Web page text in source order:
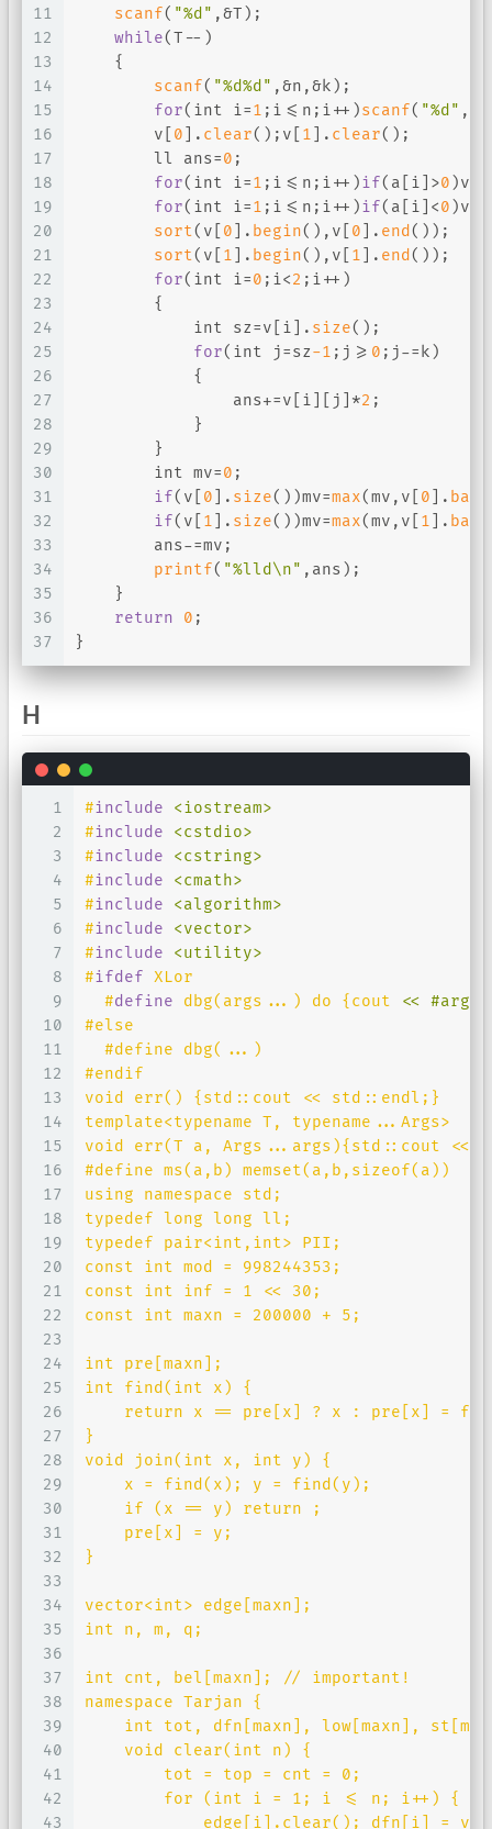
11
12
13
14
15
16
17
18
19
20
21
22
23
24
25
26
27
28
29
30
31
32
33
34
35
36
37
scanf( "%d" ,&T);
while(T--)
    {
scanf( "%d%d" ,&n,&k);
for( int i=1 ;i<=n;i++)scanf( "%d"
        v[
0 ]. clear();v[ 1 ]. clear();
        ll ans=
0 ;
for( int i=1 ;i<=n;i++)if(a[i]>0 )v[
for( int i=1 ;i<=n;i++)if(a[i]<0 )v[
sort(v[ 0 ]. begin(),v[ 0 ]. end ());
sort(v[ 1 ]. begin(),v[ 1 ]. end ());
for( int i=0 ;i<2 ;i++)
        {
int sz=v[i]. size();
for( int j=sz-1 ;j>= 0 ;j-=k)
            {
                ans+=v[i][j]*
2 ;
            }
        }
int mv=0 ;
if(v[ 0 ]. size())mv=max(mv,v[ 0 ]. back
if(v[ 1 ]. size())mv=max(mv,v[ 1 ]. back
        ans-=mv;
printf( "%lld\n" ,ans);
    }
return
0 ;
}
H
1
2
3
4
5
6
7
8
9
10
11
12
13
14
15
16
17
18
19
20
21
22
23
24
25
26
27
28
29
30
31
32
33
34
35
36
37
38
39
40
41
42
43
#include
<iostream>
#include
<cstdio>
#include
<cstring>
#include
<cmath>
#include
<algorithm>
#include
<vector>
#include
<utility>
#ifdef XLor
#define dbg(args...) do {cout
<<
#else
  #define dbg(...)
#endif
void err() {std::cout << std::endl;}
template<typename T, typename...Args>
void err(T a, Args...args){std::cout
#define ms(a,b) memset(a,b,sizeof(a))
using namespace std;
typedef long long ll;
typedef pair<int,int> PII;
const int mod = 998244353;
const int inf = 1 << 30;
const int maxn = 200000 + 5;
int pre[maxn];
int find(int x) {
return x == pre[x] ? x : pre[x] =
}
void join(int x, int y) {
    x = find(x); y = find(y);
    if (x == y) return ;
    pre[x] = y;
}
vector<int> edge[maxn];
int n, m, q;
int cnt, bel[maxn]; // important!
namespace Tarjan {
int tot, dfn[maxn], low[maxn],
    void clear(int n) {
        tot = top = cnt = 0;
        for (int i = 1; i <= n; i++) {
edge[i].clear(); dfn[i] =